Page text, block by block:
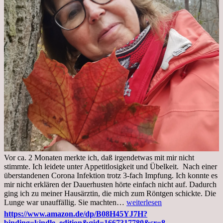
Vor ca. 2 Monaten merkte ich, daß irgendetwas mit mir nicht
stimmte. Ich leidete unter Appetitlosigkeit und Übelkeit. Nach einer
überstandenen Corona Infektion trotz 3-fach Impfung. Ich konnte es
mir nicht erklären der Dauerhusten hörte einfach nicht auf. Dadurch
ging ich zu meiner Hausärztin, die mich zum Röntgen schickte. Die
Lunge war unauffällig. Sie machten… Mittwoch,
02.11.2022,
Arztgespräch
weiterlesen
https://www.amazon.de/dp/B08H45YJ7H?